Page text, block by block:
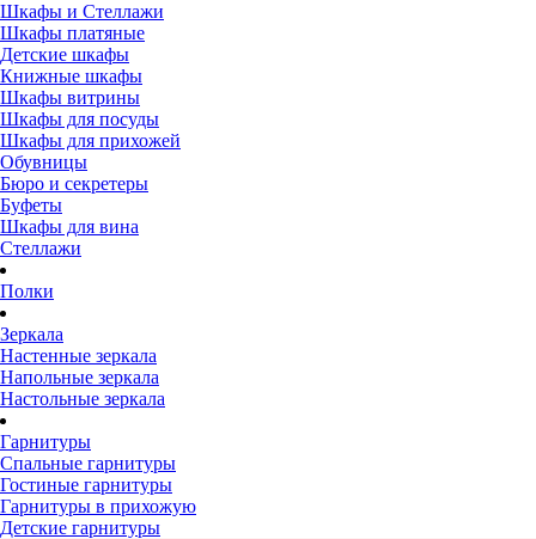
Шкафы и Стеллажи
Шкафы платяные
Детские шкафы
Книжные шкафы
Шкафы витрины
Шкафы для посуды
Шкафы для прихожей
Обувницы
Бюро и секретеры
Буфеты
Шкафы для вина
Стеллажи
Полки
Зеркала
Настенные зеркала
Напольные зеркала
Настольные зеркала
Гарнитуры
Спальные гарнитуры
Гостиные гарнитуры
Гарнитуры в прихожую
Детские гарнитуры